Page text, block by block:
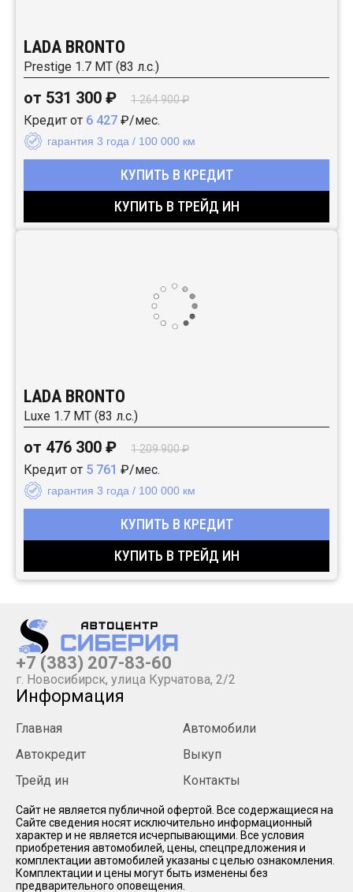
LADA BRONTO
Prestige 1.7 MT (83 л.с.)
от 531 300 ₽ 1 264 900 ₽
Кредит от 6 427 ₽/мес.
гарантия 3 года / 100 000 км
КУПИТЬ В КРЕДИТ
КУПИТЬ В ТРЕЙД ИН
LADA BRONTO
Luxe 1.7 MT (83 л.с.)
от 476 300 ₽ 1 209 900 ₽
Кредит от 5 761 ₽/мес.
гарантия 3 года / 100 000 км
КУПИТЬ В КРЕДИТ
КУПИТЬ В ТРЕЙД ИН
+7 (383) 207-83-60
г. Новосибирск, улица Курчатова, 2/2
Информация
Главная
Автомобили
Автокредит
Выкуп
Трейд ин
Контакты
Cайт не является публичной офертой. Все содержащиеся на
Сайте сведения носят исключительно информационный
характер и не является исчерпывающими. Все условия
приобретения автомобилей, цены, спецпредложения и
комплектации автомобилей указаны с целью ознакомления.
Комплектации и цены могут быть изменены без
предварительного оповещения.